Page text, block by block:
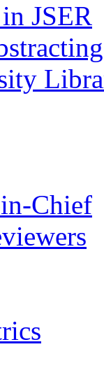
JSER
Chief